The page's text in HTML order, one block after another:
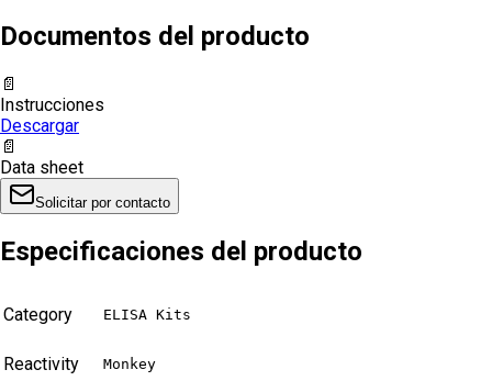
Documentos del producto
📄
Instrucciones
Descargar
📄
Data sheet
Solicitar por contacto
Especificaciones del producto
Category ELISA Kits
Reactivity Monkey